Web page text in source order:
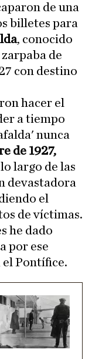
de una
billetes para
, conocido
de
con destino
hacer el
a tiempo
nunca
de 1927,
largo de las
devastadora
el
de víctimas.
he dado
por ese
el Pontífice.